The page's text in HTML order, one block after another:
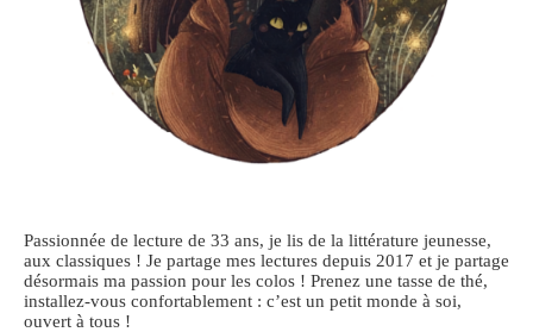
Passionnée de lecture de 33 ans, je lis de la littérature jeunesse,
aux classiques ! Je partage mes lectures depuis 2017 et je partage
désormais ma passion pour les colos ! Prenez une tasse de thé,
installez-vous confortablement : c’est un petit monde à soi,
ouvert à tous !